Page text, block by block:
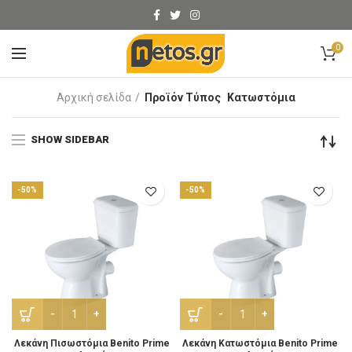
0
Αρχική σελίδα Προϊόν Τύπος Κατωστόμια
SHOW SIDEBAR
-50%
Λεκάνη Πισωστόμια Benito Prime Λευκή ποσότητα
Λεκάνη Πισωστόμια Benito Prime
-50%
Λεκάνη Κατωστόμια Benito Prime